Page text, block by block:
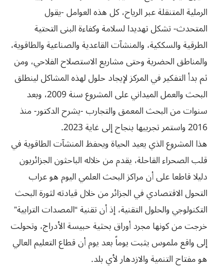
الرملية المتنقلة عبر الرياح، كل هذه العوامل -يقول
المتحدث- تشكل تهديدا لسلامة وكفاءة البنى التحتية
الطرقية والسككية، والمنشآت القاعدية والصناعية والطاقوية،
والمناطق الحضرية وحتى مشاريع الاستصلاح الفلاحي، ومن
ثم بدأ التفكير في المركز لإيجاد حلول لهذه المشاكل لينطلق
البحث والعمل الميداني على المشروع سنة 2009، وبعد
سنوات من البحث المعمق والتجارب -يشرح الدكتور- منذ
2016 واستمر تجريبها بنجاح إلى غاية 2023.
هذا المشروع الذي يعيد الحياة ويحفظ المنشآت الطاقوية في
قلب الصحراء القاحلة، يقدم من خلاله الباحثون الجزائريون
دليلا قاطعا على أن مراكز البحث العلمي اليوم هو عراب
التحول الاقتصادي في الجزائر من خلال قيادته لثورة البحث
التكنولوجي والحلول التقنية، إذ أن تقنية “المصدات الترابية”
خرجت من كونها مجرد أوراق بحثية حبيسة الأدراج، وتحولت
إلى واقع ملموس يثبت يوماً بعد يوم أن قطاع التعليم العالي
هو مفتاح التنمية والازدهار لأي بلد.